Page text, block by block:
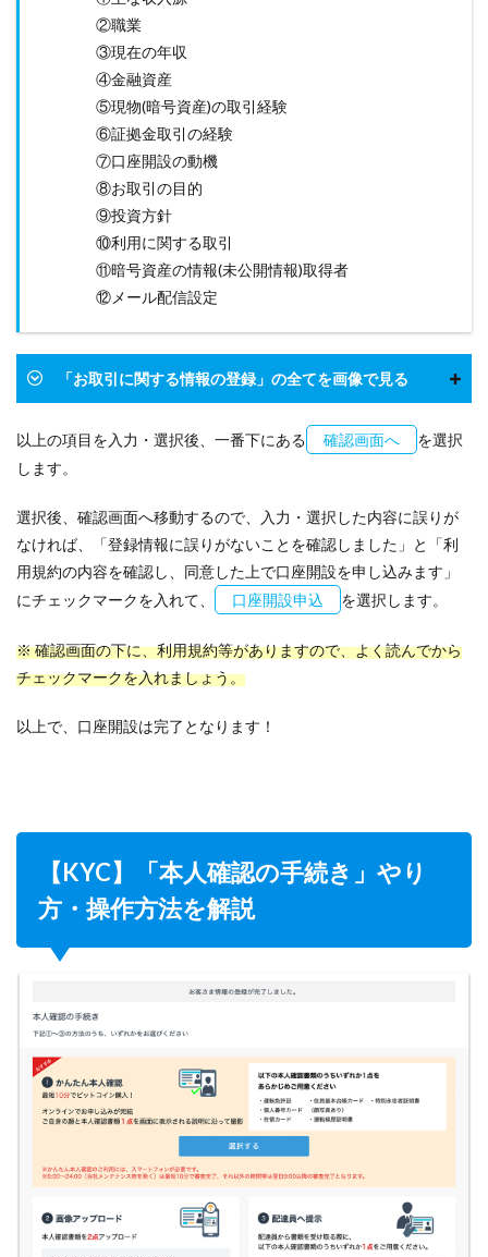
②職業
③現在の年収
④金融資産
⑤現物(暗号資産)の取引経験
⑥証拠金取引の経験
⑦口座開設の動機
⑧お取引の目的
⑨投資方針
⑩利用に関する取引
⑪暗号資産の情報(未公開情報)取得者
⑫メール配信設定
「お取引に関する情報の登録」の全てを画像で見る
以上の項目を入力・選択後、一番下にある 確認画面へ
を選択
します。
選択後、確認画面へ移動するので、入力・選択した内容に誤りが
なければ、「登録情報に誤りがないことを確認しました」と「利
用規約の内容を確認し、同意した上で口座開設を申し込みます」
にチェックマークを入れて、
口座開設申込 を選択します。
※ 確認画面の下に、利用規約等がありますので、よく読んでから
チェックマークを入れましょう。
以上で、口座開設は完了となります！
【KYC】「本人確認の手続き」やり
方・操作方法を解説